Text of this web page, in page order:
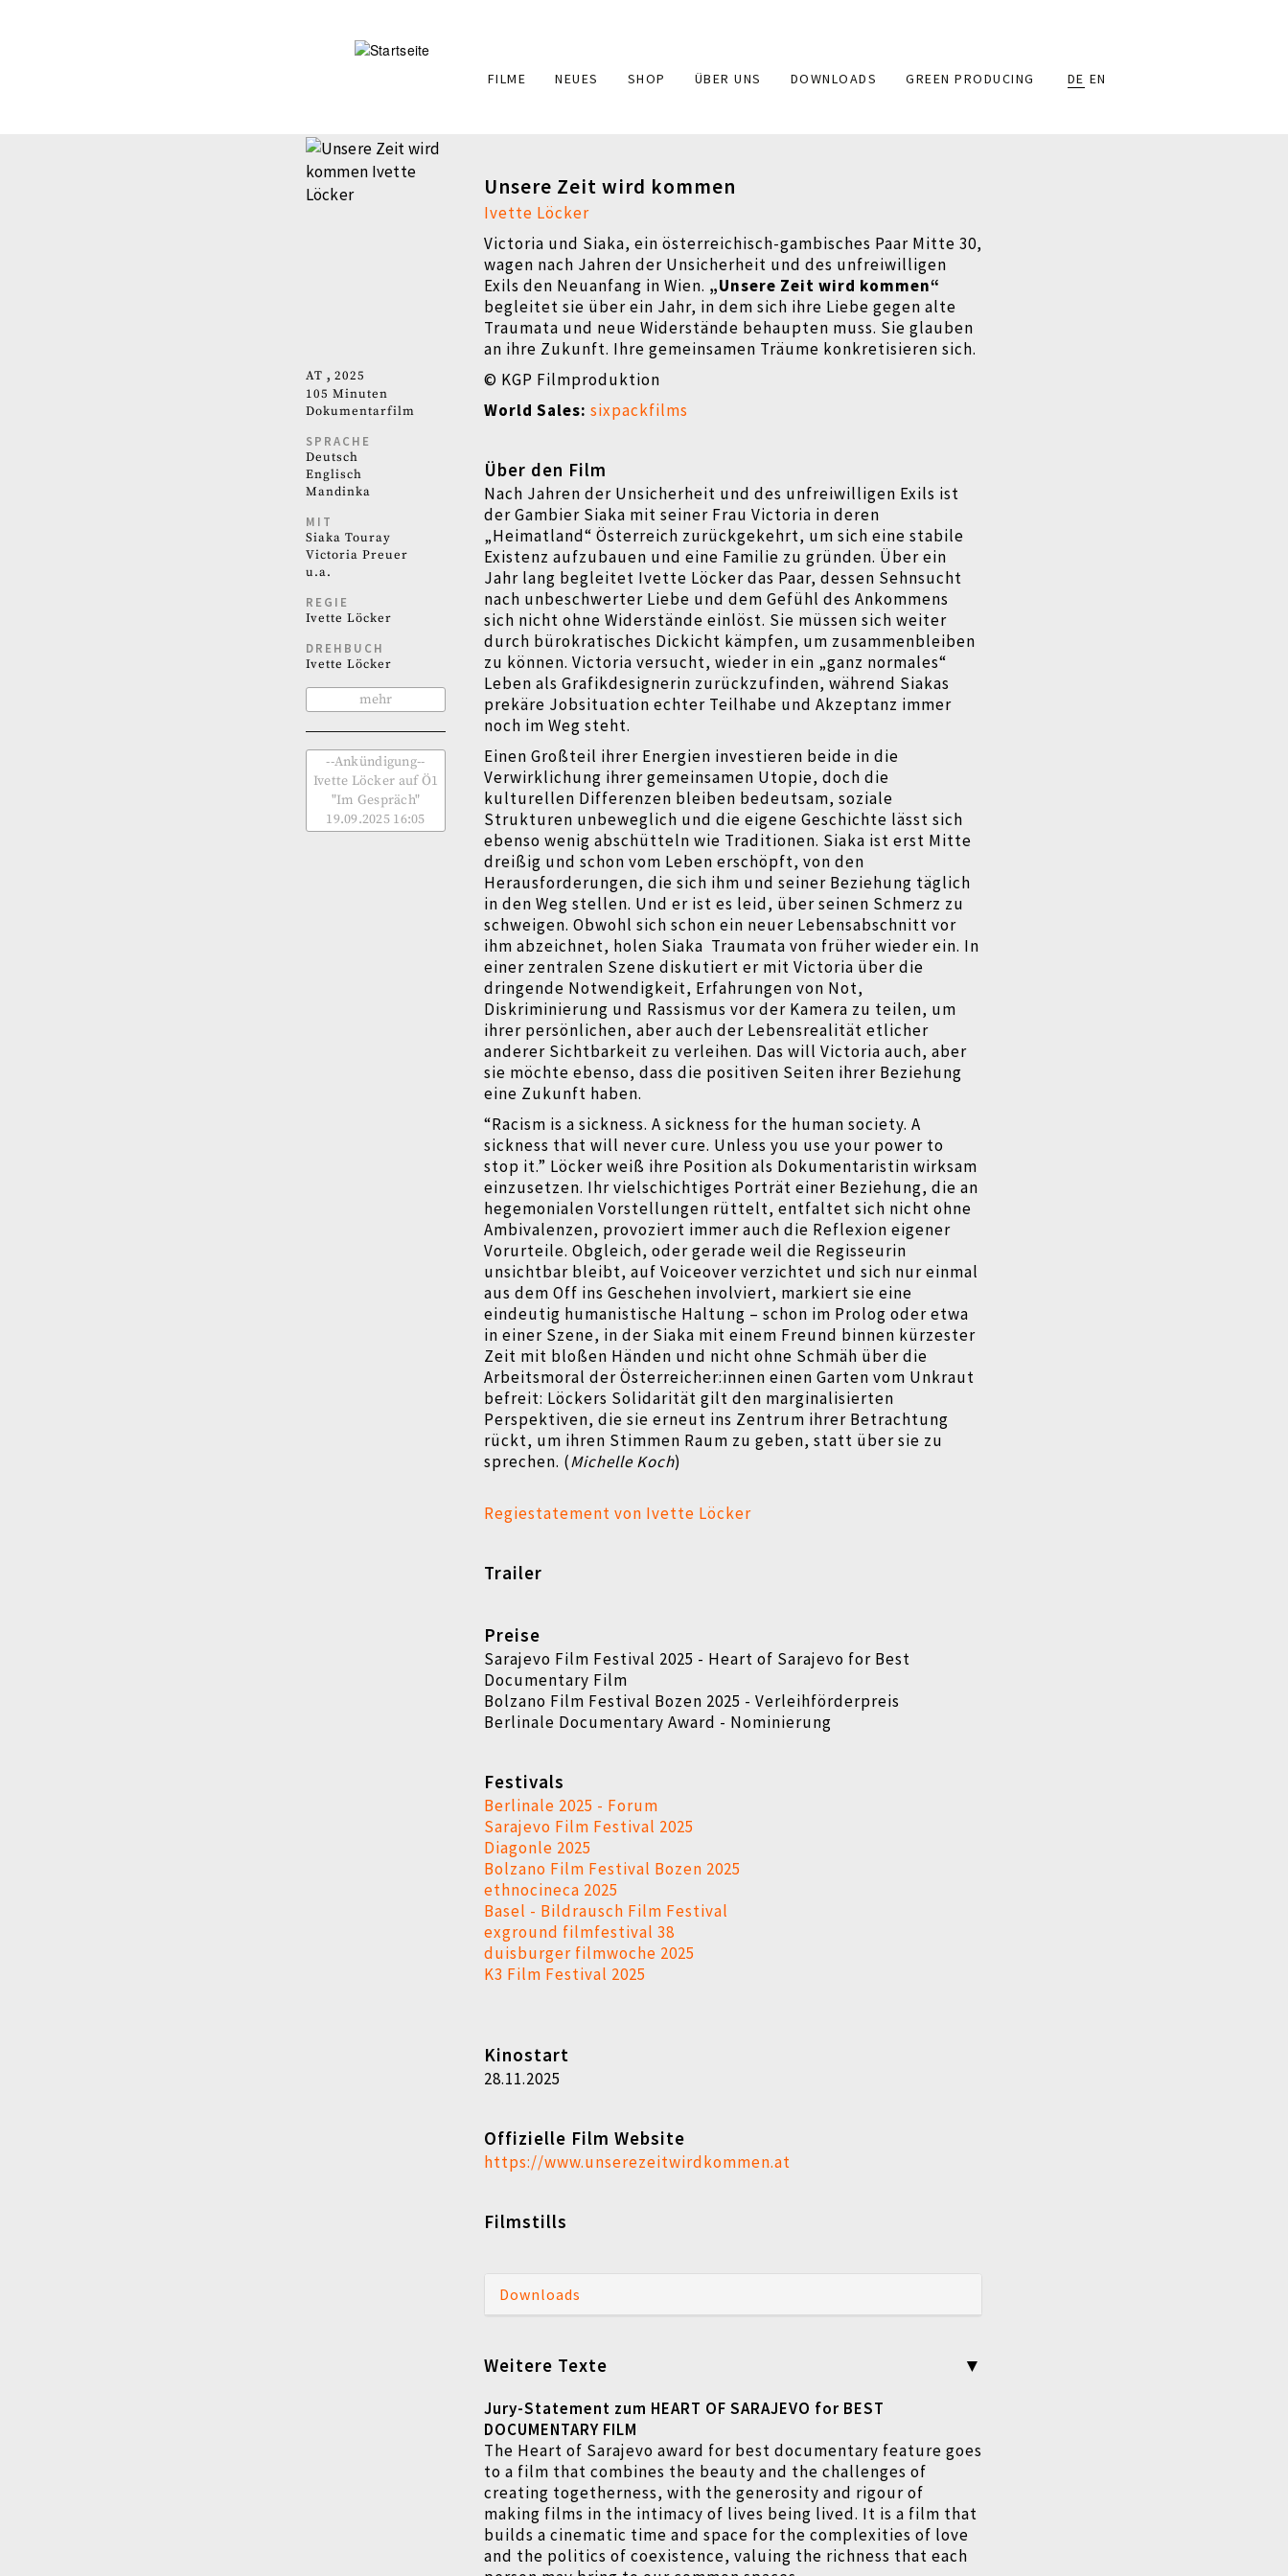
Main
FILME NEUES SHOP ÜBER UNS DOWNLOADS GREEN PRODUCING DE EN
AT
2025
105 Minuten
Dokumentarfilm
SPRACHE
Deutsch
Englisch
Mandinka
MIT
Siaka Touray
Victoria Preuer
u.a.
REGIE
Ivette Löcker
DREHBUCH
Ivette Löcker
mehr
--Ankündigung--
Ivette Löcker auf Ö1
"Im Gespräch"
19.09.2025 16:05
Unsere Zeit wird kommen
Ivette Löcker
Victoria und Siaka, ein österreichisch-gambisches Paar Mitte 30,
wagen nach Jahren der Unsicherheit und des unfreiwilligen
Exils den Neuanfang in Wien. „Unsere Zeit wird kommen“
begleitet sie über ein Jahr, in dem sich ihre Liebe gegen alte
Traumata und neue Widerstände behaupten muss. Sie glauben
an ihre Zukunft. Ihre gemeinsamen Träume konkretisieren sich.
© KGP Filmproduktion
World Sales: sixpackfilms
Über den Film
Nach Jahren der Unsicherheit und des unfreiwilligen Exils ist
der Gambier Siaka mit seiner Frau Victoria in deren
„Heimatland“ Österreich zurückgekehrt, um sich eine stabile
Existenz aufzubauen und eine Familie zu gründen. Über ein
Jahr lang begleitet Ivette Löcker das Paar, dessen Sehnsucht
nach unbeschwerter Liebe und dem Gefühl des Ankommens
sich nicht ohne Widerstände einlöst. Sie müssen sich weiter
durch bürokratisches Dickicht kämpfen, um zusammenbleiben
zu können. Victoria versucht, wieder in ein „ganz normales“
Leben als Grafikdesignerin zurückzufinden, während Siakas
prekäre Jobsituation echter Teilhabe und Akzeptanz immer
noch im Weg steht.
Einen Großteil ihrer Energien investieren beide in die
Verwirklichung ihrer gemeinsamen Utopie, doch die
kulturellen Differenzen bleiben bedeutsam, soziale
Strukturen unbeweglich und die eigene Geschichte lässt sich
ebenso wenig abschütteln wie Traditionen. Siaka ist erst Mitte
dreißig und schon vom Leben erschöpft, von den
Herausforderungen, die sich ihm und seiner Beziehung täglich
in den Weg stellen. Und er ist es leid, über seinen Schmerz zu
schweigen. Obwohl sich schon ein neuer Lebensabschnitt vor
ihm abzeichnet, holen Siaka Traumata von früher wieder ein. In
einer zentralen Szene diskutiert er mit Victoria über die
dringende Notwendigkeit, Erfahrungen von Not,
Diskriminierung und Rassismus vor der Kamera zu teilen, um
ihrer persönlichen, aber auch der Lebensrealität etlicher
anderer Sichtbarkeit zu verleihen. Das will Victoria auch, aber
sie möchte ebenso, dass die positiven Seiten ihrer Beziehung
eine Zukunft haben.
“Racism is a sickness. A sickness for the human society. A
sickness that will never cure. Unless you use your power to
stop it.” Löcker weiß ihre Position als Dokumentaristin wirksam
einzusetzen. Ihr vielschichtiges Porträt einer Beziehung, die an
hegemonialen Vorstellungen rüttelt, entfaltet sich nicht ohne
Ambivalenzen, provoziert immer auch die Reflexion eigener
Vorurteile. Obgleich, oder gerade weil die Regisseurin
unsichtbar bleibt, auf Voiceover verzichtet und sich nur einmal
aus dem Off ins Geschehen involviert, markiert sie eine
eindeutig humanistische Haltung – schon im Prolog oder etwa
in einer Szene, in der Siaka mit einem Freund binnen kürzester
Zeit mit bloßen Händen und nicht ohne Schmäh über die
Arbeitsmoral der Österreicher:innen einen Garten vom Unkraut
befreit: Löckers Solidarität gilt den marginalisierten
Perspektiven, die sie erneut ins Zentrum ihrer Betrachtung
rückt, um ihren Stimmen Raum zu geben, statt über sie zu
sprechen. (Michelle Koch)
Regiestatement von Ivette Löcker
Trailer
Preise
Sarajevo Film Festival 2025 - Heart of Sarajevo for Best
Documentary Film
Bolzano Film Festival Bozen 2025 - Verleihförderpreis
Berlinale Documentary Award - Nominierung
Festivals
Berlinale 2025 - Forum
Sarajevo Film Festival 2025
Diagonle 2025
Bolzano Film Festival Bozen 2025
ethnocineca 2025
Basel - Bildrausch Film Festival
exground filmfestival 38
duisburger filmwoche 2025
K3 Film Festival 2025
Kinostart
28.11.2025
Offizielle Film Website
https://www.unserezeitwirdkommen.at
Filmstills
Downloads
Weitere Texte
Jury-Statement zum HEART OF SARAJEVO for BEST
DOCUMENTARY FILM
The Heart of Sarajevo award for best documentary feature goes
to a film that combines the beauty and the challenges of
creating togetherness, with the generosity and rigour of
making films in the intimacy of lives being lived. It is a film that
builds a cinematic time and space for the complexities of love
and the politics of coexistence, valuing the richness that each